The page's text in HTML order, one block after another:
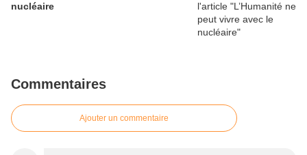
nucléaire
Commentaires
Ajouter un commentaire